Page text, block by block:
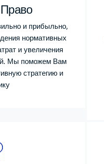
и прибыльно,
нормативных
и увеличения
Мы поможем Вам
стратегию и